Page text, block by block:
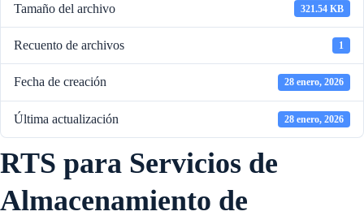
Tamaño del archivo 321.54 KB
Recuento de archivos 1
Fecha de creación 28 enero, 2026
Última actualización 28 enero, 2026
RTS para Servicios de
Almacenamiento de